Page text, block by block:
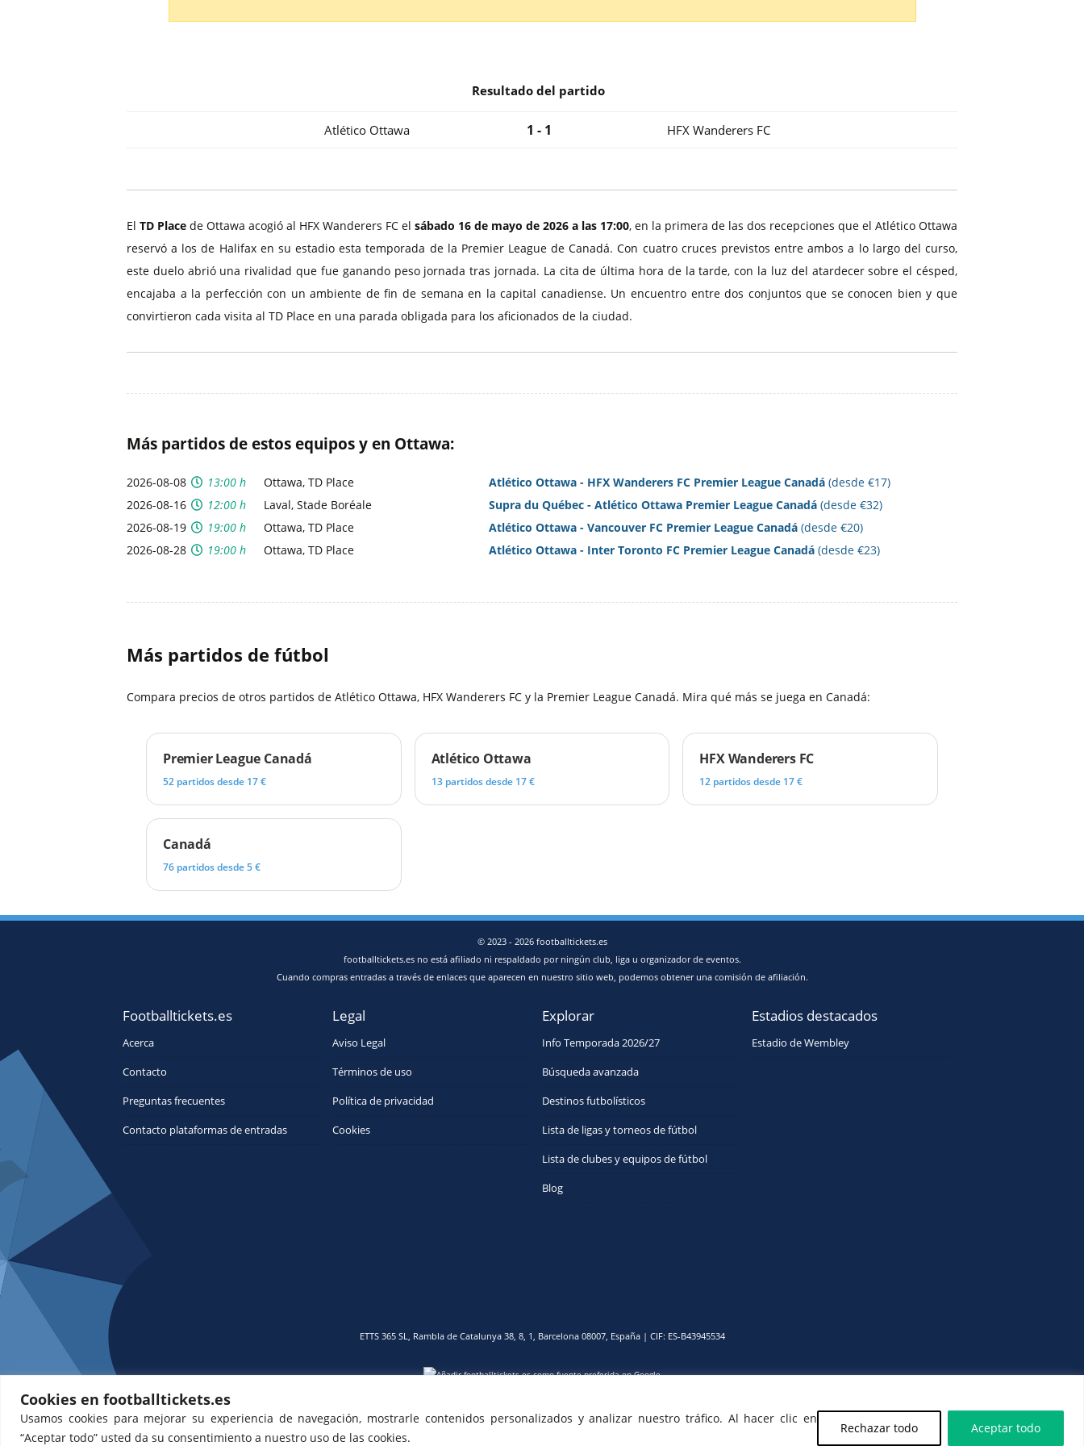
Cookies en footballtickets.es
Usamos cookies para mejorar su experiencia de navegación, mostrarle contenidos personalizados y analizar nuestro tráfico. Al hacer clic en
“Aceptar todo” usted da su consentimiento a nuestro uso de las cookies.
Rechazar todo Aceptar todo
Resultado del partido
Atlético Ottawa 1 - 1 HFX Wanderers FC
El TD Place de Ottawa acogió al HFX Wanderers FC el sábado 16 de mayo de 2026 a las 17:00, en la primera de las dos recepciones que el Atlético Ottawa
reservó a los de Halifax en su estadio esta temporada de la Premier League de Canadá. Con cuatro cruces previstos entre ambos a lo largo del curso,
este duelo abrió una rivalidad que fue ganando peso jornada tras jornada. La cita de última hora de la tarde, con la luz del atardecer sobre el césped,
encajaba a la perfección con un ambiente de fin de semana en la capital canadiense. Un encuentro entre dos conjuntos que se conocen bien y que
convirtieron cada visita al TD Place en una parada obligada para los aficionados de la ciudad.
Más partidos de estos equipos y en Ottawa:
2026-08-08 13:00 h Ottawa, TD Place Atlético Ottawa - HFX Wanderers FC Premier League Canadá (desde €17)
2026-08-16
12:00 h Laval, Stade Boréale Supra du Québec - Atlético Ottawa Premier League Canadá (desde €32)
2026-08-19
19:00 h Ottawa, TD Place Atlético Ottawa - Vancouver FC Premier League Canadá (desde €20)
2026-08-28
19:00 h Ottawa, TD Place Atlético Ottawa - Inter Toronto FC Premier League Canadá (desde €23)
Más partidos de fútbol
Compara precios de otros partidos de Atlético Ottawa, HFX Wanderers FC y la Premier League Canadá. Mira qué más se juega en Canadá:
Premier League Canadá
52 partidos desde 17 €
Atlético Ottawa
13 partidos desde 17 €
HFX Wanderers FC
12 partidos desde 17 €
Canadá
76 partidos desde 5 €
© 2023 - 2026 footballtickets.es
footballtickets.es no está afiliado ni respaldado por ningún club, liga u organizador de eventos.
Cuando compras entradas a través de enlaces que aparecen en nuestro sitio web, podemos obtener una comisión de afiliación.
Footballtickets.es
Acerca
Contacto
Preguntas frecuentes
Contacto plataformas de entradas
Legal
Aviso Legal
Términos de uso
Política de privacidad
Cookies
Explorar
Info Temporada 2026/27
Búsqueda avanzada
Destinos futbolísticos
Lista de ligas y torneos de fútbol
Lista de clubes y equipos de fútbol
Blog
Estadios destacados
Estadio de Wembley
ETTS 365 SL, Rambla de Catalunya 38, 8, 1, Barcelona 08007, España | CIF: ES-B43945534
𝕏